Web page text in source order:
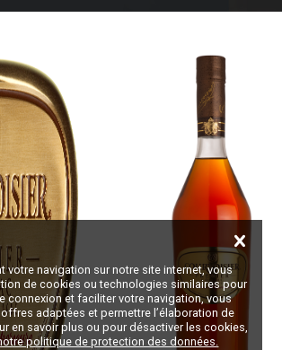
votre navigation sur notre site internet, vous
de cookies ou technologies similaires pour
connexion et faciliter votre navigation, vous
adaptées et permettre l’élaboration de
en savoir plus ou pour désactiver les cookies,
politique de protection des données.